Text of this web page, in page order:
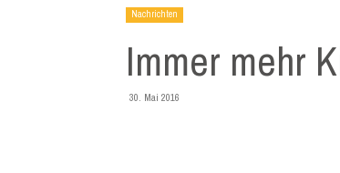
Nachrichten
Immer mehr
30. Mai 2016